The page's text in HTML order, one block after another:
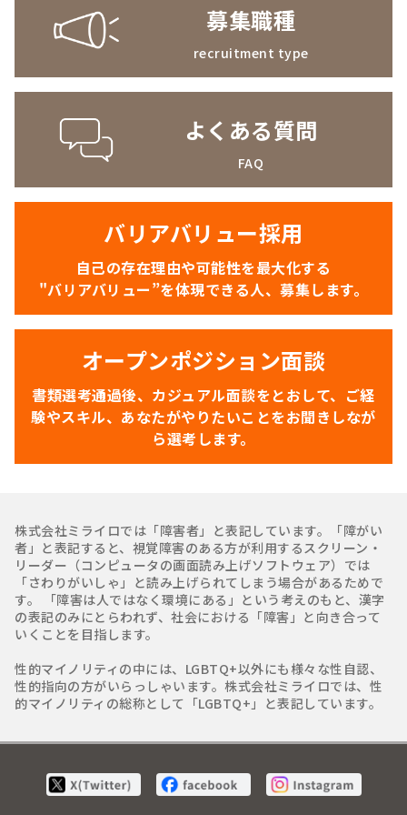
募集職種
recruitment type
よくある質問
FAQ
バリアバリュー採用
自己の存在理由や可能性を最大化する
"バリアバリュー”を体現できる人、募集します。
オープンポジション面談
書類選考通過後、カジュアル面談をとおして、ご経
験やスキル、あなたがやりたいことをお聞きしなが
ら選考します。
株式会社ミライロでは「障害者」と表記しています。「障がい
者」と表記すると、視覚障害のある方が利用するスクリーン・
リーダー（コンピュータの画面読み上げソフトウェア）では
「さわりがいしゃ」と読み上げられてしまう場合があるためで
す。 「障害は人ではなく環境にある」という考えのもと、漢字
の表記のみにとらわれず、社会における「障害」と向き合って
いくことを目指します。
性的マイノリティの中には、LGBTQ+以外にも様々な性自認、
性的指向の方がいらっしゃいます。株式会社ミライロでは、性
的マイノリティの総称として「LGBTQ+」と表記しています。